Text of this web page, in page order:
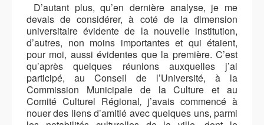
D’autant plus, qu’en dernière analyse, je me
devais de considérer, à coté de la dimension
universitaire évidente de la nouvelle institution,
d’autres, non moins importantes et qui étaient,
pour moi, aussi évidentes que la première. C’est
qu’après quelques réunions auxquelles j’ai
participé, au Conseil de l’Université, à la
Commission Municipale de la Culture et au
Comité Culturel Régional, j’avais commencé à
nouer des liens d’amitié avec quelques uns, parmi